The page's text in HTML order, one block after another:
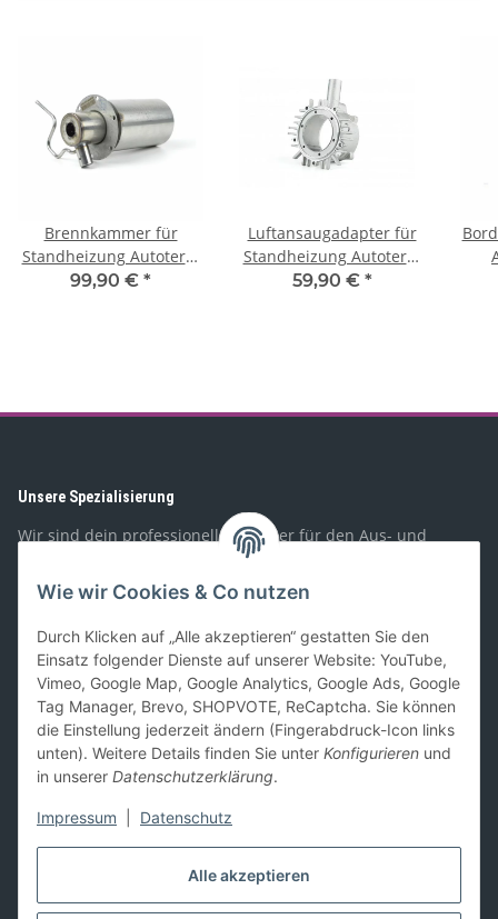
Alle akzeptieren
Wie wir Cookies & Co nutzen
Durch Klicken auf „Alle akzeptieren“ gestatten Sie den
Einsatz folgender Dienste auf unserer Website: YouTube,
Vimeo, Google Map, Google Analytics, Google Ads, Google
Tag Manager, Brevo, SHOPVOTE, ReCaptcha. Sie können
die Einstellung jederzeit ändern (Fingerabdruck-Icon links
unten). Weitere Details finden Sie unter Konfigurieren und
in unserer Datenschutzerklärung.
Impressum Datenschutz
Brennkammer für
Standheizung Autoterm
Air 4D
99,90 € *
Luftansaugadapter für
Standheizung Autoterm
Air 4D
59,90 € *
Unsere Spezialisierung
Wir sind dein professioneller Partner für den Aus- und
Umbau von Wohnmobilen, Booten, Geländewagen,
Spezialfahrzeugen, und PKW-Anhängern. Mit unserem
Sortiment richten wir uns sowohl an Privat- als auch
Geschäftskunden.
Gesetzliches
Informationen
Zahlung und Versand